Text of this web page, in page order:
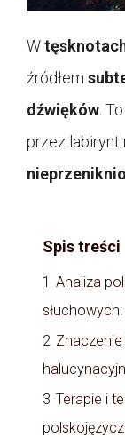
W
źródłem
dźwięków .
przez labirynt
Spis treści
1 Analiza
2
3 Terapie i